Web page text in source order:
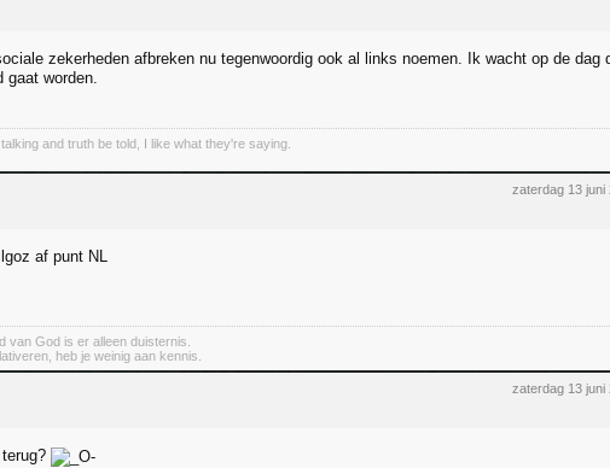
zekerheden afbreken nu tegenwoordig ook al links noemen. Ik wacht op de dag
gaat worden.
and truth be told, I like what they're saying.
zaterdag 13 juni
af punt NL
van God is er alleen duisternis.
heb je weinig aan kennis.
zaterdag 13 juni